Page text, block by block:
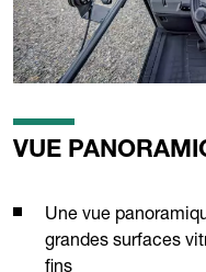
VUE
Une vue
grandes surfaces
fins